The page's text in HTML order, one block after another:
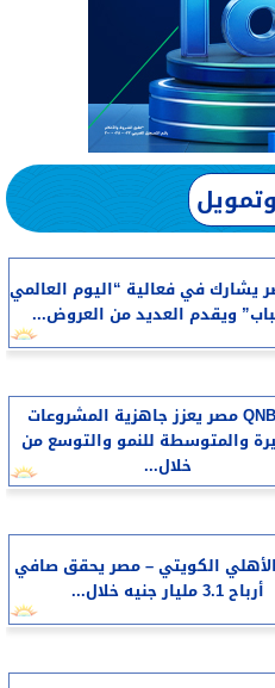
يشارك في فعالية “اليوم العالمي
ويقدم العديد من العروض...
بنك QNB مصر يعزز جاهزية المشروعات
والمتوسطة للنمو والتوسع من
خلال...
الأهلي الكويتي – مصر يحقق صافي
أرباح 3.1 مليار جنيه خلال...